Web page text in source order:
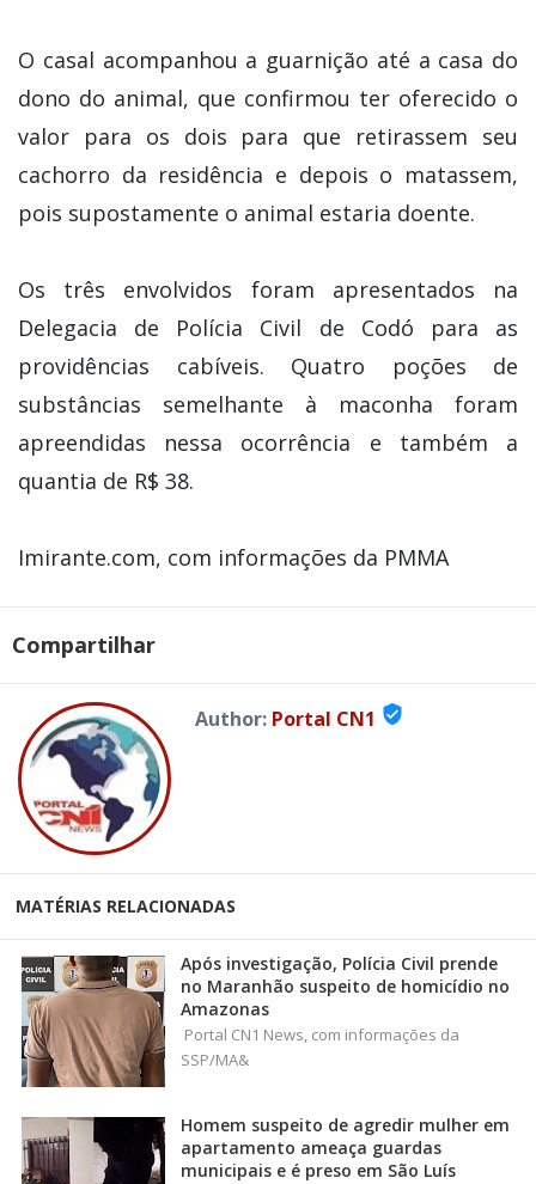
O casal acompanhou a guarnição até a casa do
dono do animal, que confirmou ter oferecido o
valor para os dois para que retirassem seu
cachorro da residência e depois o matassem,
pois supostamente o animal estaria doente.
Os três envolvidos foram apresentados na
Delegacia de Polícia Civil de Codó para as
providências cabíveis. Quatro poções de
substâncias semelhante à maconha foram
apreendidas nessa ocorrência e também a
quantia de R$ 38.
Imirante.com, com informações da PMMA
Compartilhar
Author: Portal CN1 verified_user
MATÉRIAS RELACIONADAS
Após investigação, Polícia Civil prende
no Maranhão suspeito de homicídio no
Amazonas
Portal CN1 News, com informações da
SSP/MA&
Homem suspeito de agredir mulher em
apartamento ameaça guardas
municipais e é preso em São Luís